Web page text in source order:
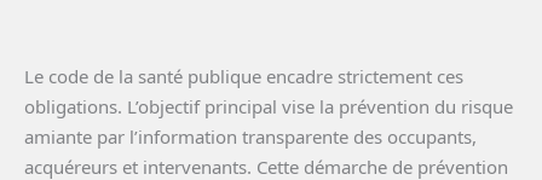
Le code de la santé publique encadre strictement ces
obligations. L’objectif principal vise la prévention du risque
amiante par l’information transparente des occupants,
acquéreurs et intervenants. Cette démarche de prévention